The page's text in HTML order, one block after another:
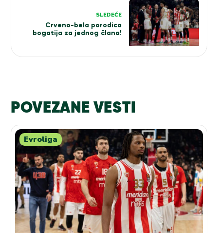
SLEDEĆE
Crveno-bela porodica
bogatija za jednog člana!
POVEZANE VESTI
Evroliga